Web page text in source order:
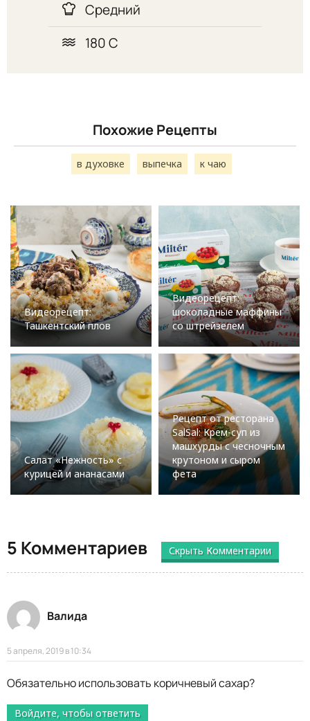
Средний
180 С
Похожие Рецепты
в духовке выпечка к чаю
Видеорецепт:
Ташкентский плов
Видеорецепт:
шоколадные маффины
со штрейзелем
Салат «Нежность» с
курицей и ананасами
Рецепт от ресторана
SalSal: Крем-суп из
машхурды с чесночным
крутоном и сыром
фета
5 Комментариев Скрыть Комментарии
Валида
5 апреля, 2019 в 10:34
Обязательно использовать коричневый сахар?
Войдите, чтобы ответить